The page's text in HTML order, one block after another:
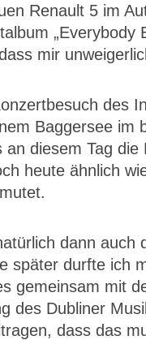
Renault 5 im
mir
des
Baggersee im
diesem Tag
heute ähnlich
dann auch
später durfte ich
gemeinsam mit
des Dubliner
dass das